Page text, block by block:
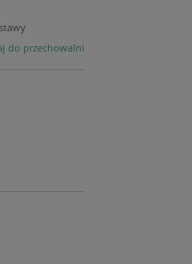
do przechowalni